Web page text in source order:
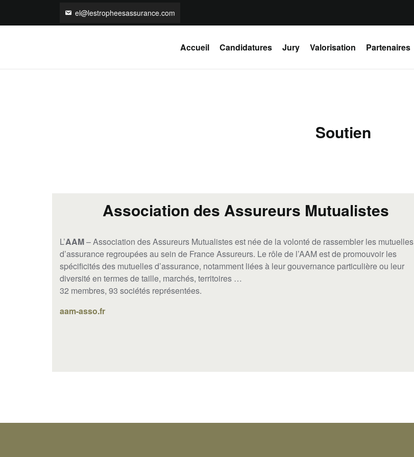
el@lestropheesassurance.com
Accueil Candidatures Jury Valorisation Partenaires
Soutien
Association des Assureurs Mutualistes
L’AAM– Association des Assureurs Mutualistes est née de la volonté de rassembler les mutuelles
d’assurance regroupées au sein de France Assureurs. Le rôle de l’AAM est de promouvoir les
spécificités des mutuelles d’assurance, notamment liées à leur gouvernance particulière ou leur
diversité en termes de taille, marchés, territoires …
32 membres, 93 sociétés représentées.
aam-asso.fr